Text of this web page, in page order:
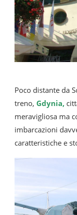
Poco distante da
treno, Gdynia,
meravigliosa ma
imbarcazioni
caratteristiche e